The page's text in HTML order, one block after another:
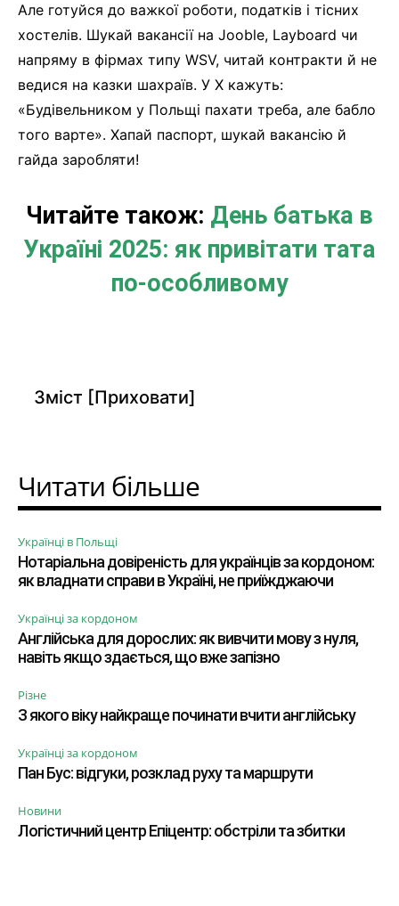
Але готуйся до важкої роботи, податків і тісних
хостелів. Шукай вакансії на Jooble, Layboard чи
напряму в фірмах типу WSV, читай контракти й не
ведися на казки шахраїв. У X кажуть:
«Будівельником у Польщі пахати треба, але бабло
того варте». Хапай паспорт, шукай вакансію й
гайда заробляти!
Читайте також: День батька в
Україні 2025: як привітати тата
по-особливому
Зміст [Приховати]
Читати більше
Українці в Польщі
Нотаріальна довіреність для українців за кордоном:
як владнати справи в Україні, не приїжджаючи
Українці за кордоном
Англійська для дорослих: як вивчити мову з нуля,
навіть якщо здається, що вже запізно
Різне
З якого віку найкраще починати вчити англійську
Українці за кордоном
Пан Бус: відгуки, розклад руху та маршрути
Новини
Логістичний центр Епіцентр: обстріли та збитки